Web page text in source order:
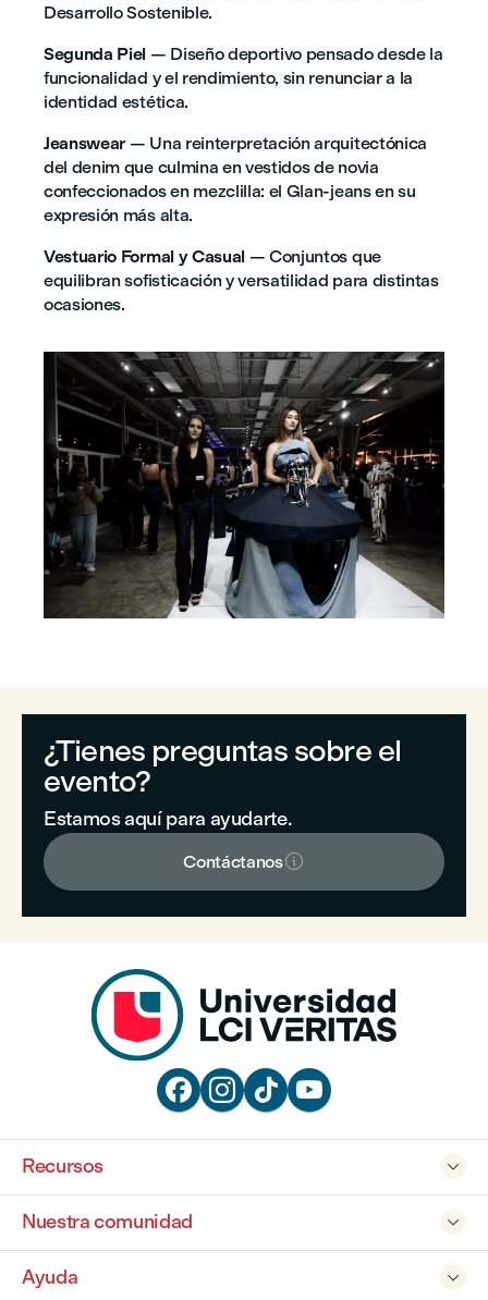
Desarrollo Sostenible.
Segunda Piel — Diseño deportivo pensado desde la
funcionalidad y el rendimiento, sin renunciar a la
identidad estética.
Jeanswear — Una reinterpretación arquitectónica
del denim que culmina en vestidos de novia
confeccionados en mezclilla: el Glan-jeans en su
expresión más alta.
Vestuario Formal y Casual — Conjuntos que
equilibran sofisticación y versatilidad para distintas
ocasiones.
¿Tienes preguntas sobre el
evento?
Estamos aquí para ayudarte.
Contáctanos
   

Recursos

Nuestra comunidad

Ayuda